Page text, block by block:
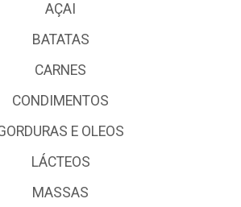
AÇAI
BATATAS
CARNES
CONDIMENTOS
E OLEOS
LÁCTEOS
MASSAS